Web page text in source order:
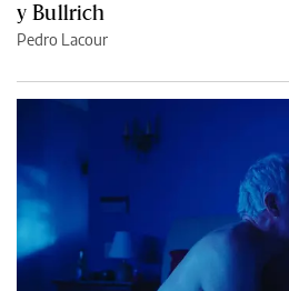
y Bullrich
Pedro Lacour